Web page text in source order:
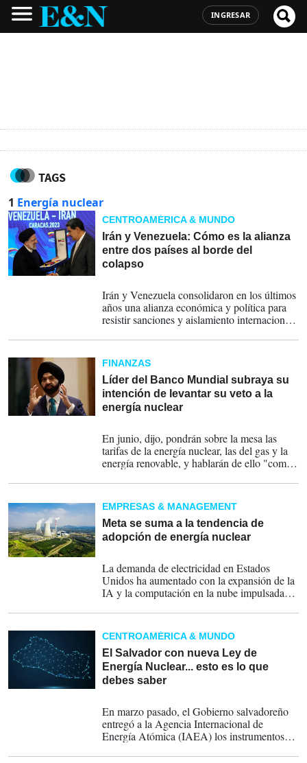
INGRESAR
TAGS
1 Energía nuclear
CENTROAMÉRICA & MUNDO
Irán y Venezuela: Cómo es la alianza
entre dos países al borde del
colapso
Irán y Venezuela consolidaron en los últimos
años una alianza económica y política para
resistir sanciones y aislamiento internacional.
sostuvieron el vínculo. Estados Unidos y
organismos internacionales advierten sobre
presuntas conexiones con redes ilícitas.
FINANZAS
Líder del Banco Mundial subraya su
intención de levantar su veto a la
energía nuclear
En junio, dijo, pondrán sobre la mesa las
tarifas de la energía nuclear, las del gas y la
energía renovable, y hablarán de ello "como
también como una forma de permitir el
acceso a una energía asequible en todo el
mundo".
EMPRESAS & MANAGEMENT
Meta se suma a la tendencia de
adopción de energía nuclear
La demanda de electricidad en Estados
Unidos ha aumentado con la expansión de la
IA y la computación en la nube impulsada
tecnológicas.
CENTROAMÉRICA & MUNDO
El Salvador con nueva Ley de
Energía Nuclear... esto es lo que
debes saber
En marzo pasado, el Gobierno salvadoreño
entregó a la Agencia Internacional de
Energía Atómica (IAEA) los instrumentos